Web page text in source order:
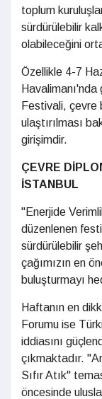
toplum
sürdürülebilir
olabileceğini
Özellikle 4-7
Festivali, çevre
ulaştırılması
girişimdir.
ÇEVRE
İSTANBUL
"Enerjide
düzenlenen
sürdürülebilir
çağımızın en
buluşturmayı
Haftanın en
Forumu ise
iddiasını
çıkmaktadır.
Sıfır Atık"
öncesinde